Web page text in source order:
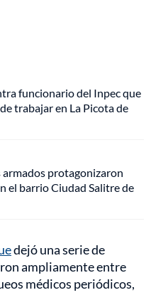
funcionario del Inpec que
trabajar en La Picota de
protagonizaron
el barrio Ciudad Salitre de
dejó una serie de
ampliamente entre
médicos periódicos,